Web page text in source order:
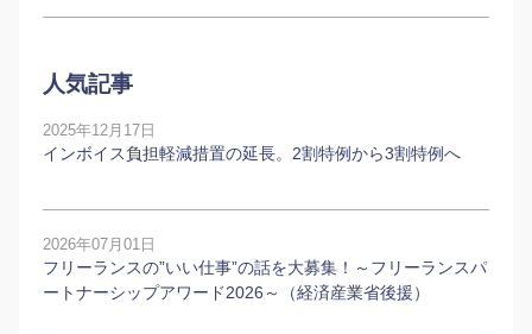
人気記事
2025年12月17日
インボイス負担軽減措置の延長。2割特例から3割特例へ
2026年07月01日
フリーランスの”いい仕事”の話を大募集！～フリーランスパ
ートナーシップアワード2026～（経済産業省後援）